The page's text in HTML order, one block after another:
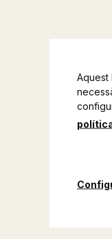
Aquest